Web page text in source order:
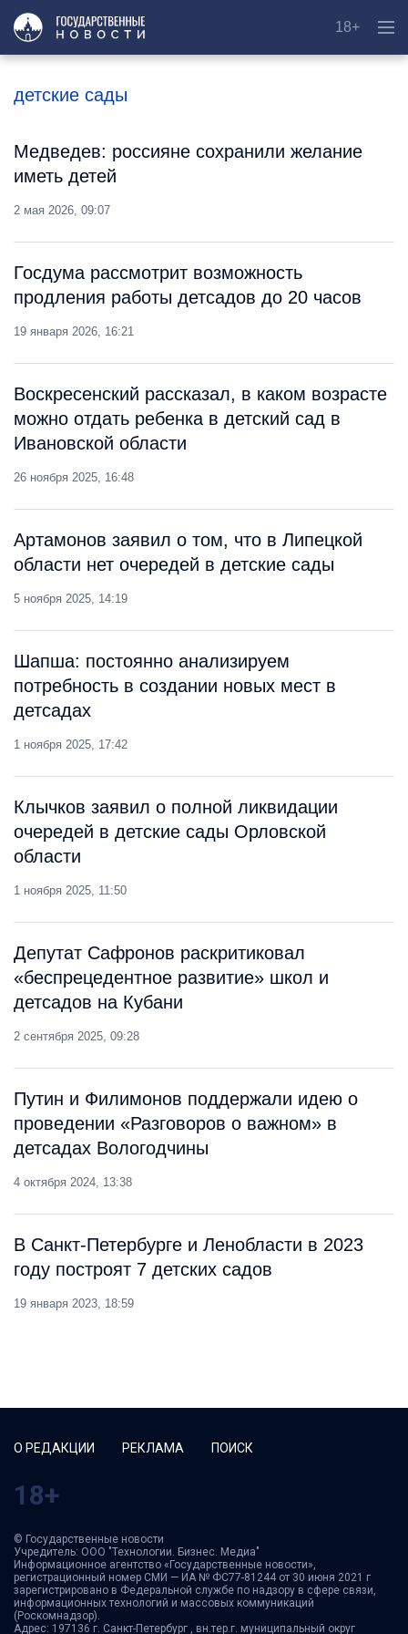
18+
детские сады
Медведев: россияне сохранили желание
иметь детей
2 мая 2026, 09:07
Госдума рассмотрит возможность
продления работы детсадов до 20 часов
19 января 2026, 16:21
Воскресенский рассказал, в каком возрасте
можно отдать ребенка в детский сад в
Ивановской области
26 ноября 2025, 16:48
Артамонов заявил о том, что в Липецкой
области нет очередей в детские сады
5 ноября 2025, 14:19
Шапша: постоянно анализируем
потребность в создании новых мест в
детсадах
1 ноября 2025, 17:42
Клычков заявил о полной ликвидации
очередей в детские сады Орловской
области
1 ноября 2025, 11:50
Депутат Сафронов раскритиковал
«беспрецедентное развитие» школ и
детсадов на Кубани
2 сентября 2025, 09:28
Путин и Филимонов поддержали идею о
проведении «Разговоров о важном» в
детсадах Вологодчины
4 октября 2024, 13:38
В Санкт-Петербурге и Ленобласти в 2023
году построят 7 детских садов
19 января 2023, 18:59
О РЕДАКЦИИ РЕКЛАМА ПОИСК
18+
© Государственные новости
Учредитель: ООО "Технологии. Бизнес. Медиа"
Информационное агентство «Государственные новости»,
регистрационный номер СМИ — ИА № ФС77-81244 от 30 июня 2021 г
зарегистрировано в Федеральной службе по надзору в сфере связи,
информационных технологий и массовых коммуникаций
(Роскомнадзор).
Адрес: 197136 г. Санкт-Петербург , вн.тер.г. муниципальный округ